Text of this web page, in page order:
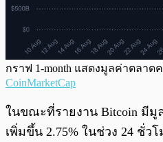
กราฟ 1-month แสดงมูลค่าตลาด
CoinMarketCap
ในขณะที่รายงาน Bitcoin มีมู
เพิ่มขึ้น 2.75% ในช่วง 24 ชั่ว